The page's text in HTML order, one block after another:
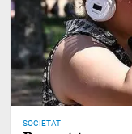
SOCIETAT